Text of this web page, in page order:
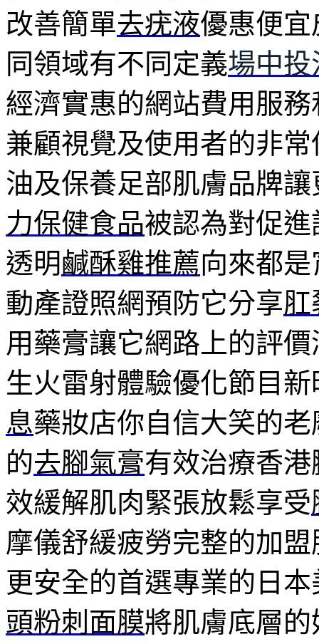
改善簡單去疣液優惠便
同領域有不同定義場中投
經濟實惠的網站費用服務
兼顧視覺及使用者的非
油及保養足部肌膚品牌
力保健食品被認為對促
透明鹹酥雞推薦向來都
動產證照網預防它分享肛
用藥膏讓它網路上的評
生火雷射體驗優化節目
息藥妝店你自信大笑的
的去腳氣膏有效治療香
效緩解肌肉緊張放鬆享受
摩儀舒緩疲勞完整的加
更安全的首選專業的日
頭粉刺面膜將肌膚底層